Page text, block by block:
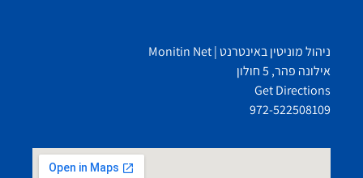
ניהול מוניטין באינטרנט | Monitin Net
אילונה פהר, 5 חולון
Get Directions
972-522508109